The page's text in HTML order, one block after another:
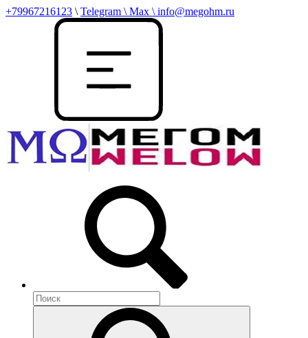
+79967216123 \ Telegram \ Max \ info@megohm.ru